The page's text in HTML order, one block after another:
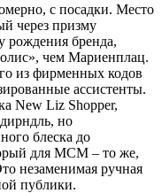
с посадки. Место
через призму
рождения бренда,
чем Мариенплац.
из фирменных кодов
ассистенты.
New Liz Shopper,
но
блеска до
для MCM – то же,
незаменимая ручная
публики.